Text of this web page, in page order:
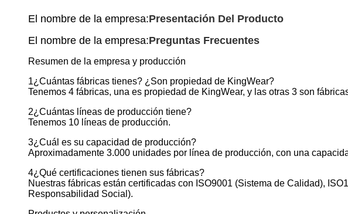
El nombre de la empresa:Presentación Del Producto
El nombre de la empresa:Preguntas Frecuentes
Resumen de la empresa y producción
1¿Cuántas fábricas tienes? ¿Son propiedad de KingWear?
Tenemos 4 fábricas, una es propiedad de KingWear, y las otras 3 son
2¿Cuántas líneas de producción tiene?
Tenemos 10 líneas de producción.
3¿Cuál es su capacidad de producción?
Aproximadamente 3.000 unidades por línea de producción, con una
4¿Qué certificaciones tienen sus fábricas?
Nuestras fábricas están certificadas con ISO9001 (Sistema de Calidad),
Responsabilidad Social).